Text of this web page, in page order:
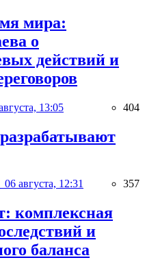
мира:
о
действий и
13:05 404
06 августа, 12:31 357
комплексная
и
баланса